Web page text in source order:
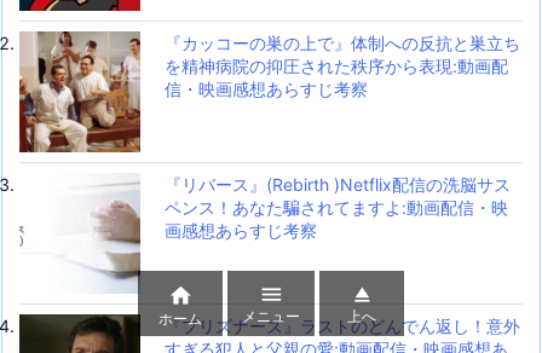
『カッコーの巣の上で』体制への反抗と巣立ち
を精神病院の抑圧された秩序から表現:動画配
信・映画感想あらすじ考察
『リバース』(Rebirth )Netflix配信の洗脳サス
ペンス！あなた騙されてますよ:動画配信・映
画感想あらすじ考察
『プリズナーズ』ラストのどんでん返し！意外
すぎる犯人と父親の愛:動画配信・映画感想あ

ホーム

メニュー

上へ